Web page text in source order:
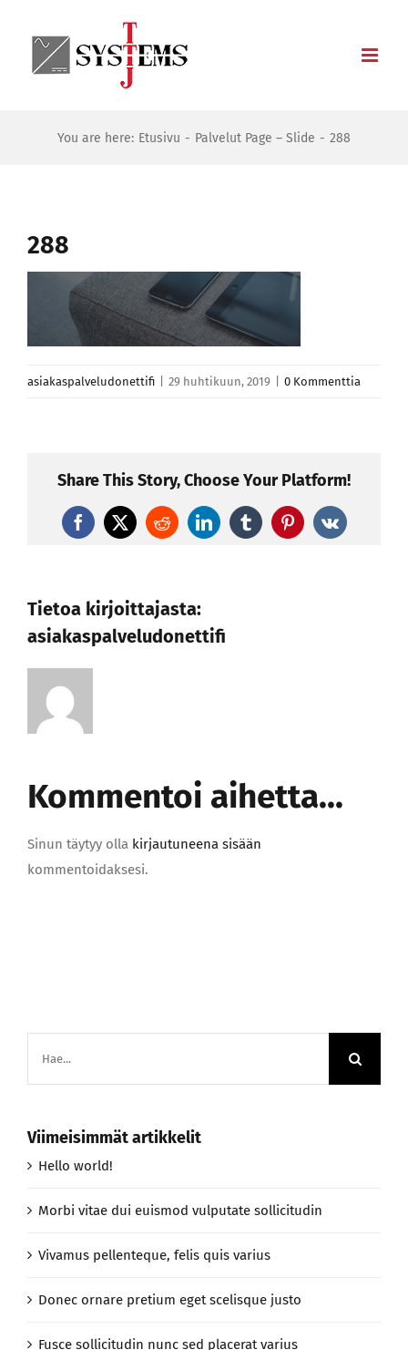
content
You are here: Etusivu Palvelut Page – Slide 288
288
asiakaspalveludonettifi 29 huhtikuun, 2019 0 Kommenttia
Share This Story, Choose Your Platform!
Facebook
X RedditLinkedInTumblrPinterest
Vk
Tietoa kirjoittajasta:
asiakaspalveludonettifi
Kommentoi aihetta...
Sinun täytyy olla kirjautuneena sisään
kommentoidaksesi.
Viimeisimmät artikkelit
Hello world!
Morbi vitae dui euismod vulputate sollicitudin
Vivamus pellenteque, felis quis varius
Donec ornare pretium eget scelisque justo
Fusce sollicitudin nunc sed placerat varius